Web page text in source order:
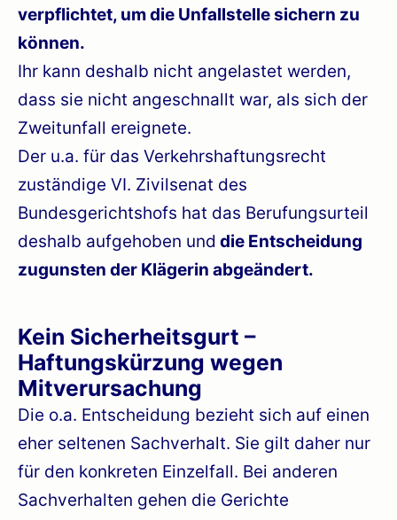
verpflichtet, um die Unfallstelle sichern zu
können.
Ihr kann deshalb nicht angelastet werden,
dass sie nicht angeschnallt war, als sich der
Zweitunfall ereignete.
Der u.a. für das Verkehrshaftungsrecht
zuständige VI. Zivilsenat des
Bundesgerichtshofs hat das Berufungsurteil
deshalb aufgehoben und die Entscheidung
zugunsten der Klägerin abgeändert.
Kein Sicherheitsgurt –
Haftungskürzung wegen
Mitverursachung
Die o.a. Entscheidung bezieht sich auf einen
eher seltenen Sachverhalt. Sie gilt daher nur
für den konkreten Einzelfall. Bei anderen
Sachverhalten gehen die Gerichte